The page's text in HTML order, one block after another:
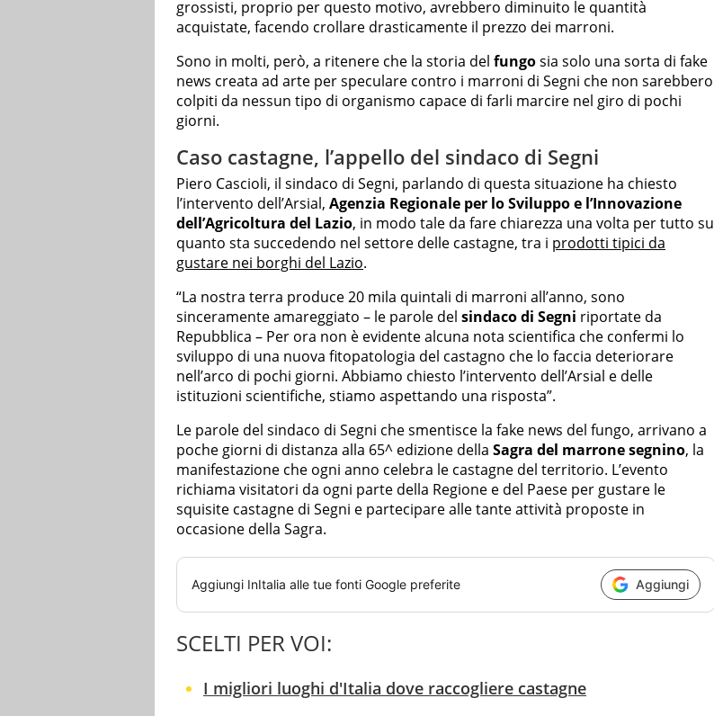
grossisti, proprio per questo motivo, avrebbero diminuito le quantità
acquistate, facendo crollare drasticamente il prezzo dei marroni.
Sono in molti, però, a ritenere che la storia del fungosia solo una sorta di fake
news creata ad arte per speculare contro i marroni di Segni che non sarebbero
colpiti da nessun tipo di organismo capace di farli marcire nel giro di pochi
giorni.
Caso castagne, l’appello del sindaco di Segni
Piero Cascioli, il sindaco di Segni, parlando di questa situazione ha chiesto
l’intervento dell’Arsial, Agenzia Regionale per lo Sviluppo e l’Innovazione
dell’Agricoltura del Lazio, in modo tale da fare chiarezza una volta per tutto su
quanto sta succedendo nel settore delle castagne, tra i prodotti tipici da
gustare nei borghi del Lazio.
“La nostra terra produce 20 mila quintali di marroni all’anno, sono
sinceramente amareggiato – le parole del sindaco di Segni riportate da
Repubblica – Per ora non è evidente alcuna nota scientifica che confermi lo
sviluppo di una nuova fitopatologia del castagno che lo faccia deteriorare
nell’arco di pochi giorni. Abbiamo chiesto l’intervento dell’Arsial e delle
istituzioni scientifiche, stiamo aspettando una risposta”.
Le parole del sindaco di Segni che smentisce la fake news del fungo, arrivano a
poche giorni di distanza alla 65^ edizione della Sagra del marrone segnino, la
manifestazione che ogni anno celebra le castagne del territorio. L’evento
richiama visitatori da ogni parte della Regione e del Paese per gustare le
squisite castagne di Segni e partecipare alle tante attività proposte in
occasione della Sagra.
Aggiungi InItalia alle tue fonti Google preferite Aggiungi
SCELTI PER VOI:
I migliori luoghi d'Italia dove raccogliere castagne